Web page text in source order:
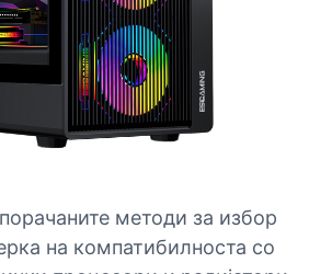
методи за избор
на компатибилноста со